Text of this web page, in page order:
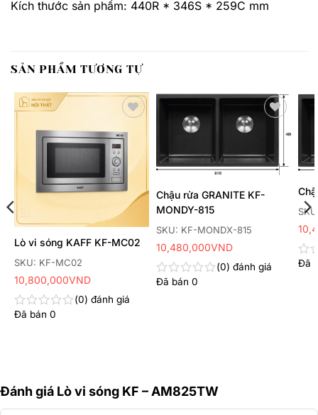
Kích thước sản phẩm: 440R * 346S * 259C mm
SẢN PHẨM TƯƠNG TỰ
yêu
thích
SKU: KF-MC02
Lò vi sóng KAFF KF-MC02
Được
0
đánh giá
Đã bán 0
10,800,000VND
SKU: KF-MONDX-815
Chậu rửa GRANITE KF-
MONDY-815
Được
0
đánh giá
Đã bán 0
10,480,000VND
Đã
Đánh giá Lò vi sóng KF – AM825TW